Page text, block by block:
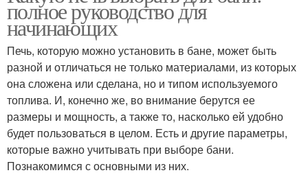
полное руководство для
начинающих
Печь, которую можно установить в бане, может быть
разной и отличаться не только материалами, из которых
она сложена или сделана, но и типом используемого
топлива. И, конечно же, во внимание берутся ее
размеры и мощность, а также то, насколько ей удобно
будет пользоваться в целом. Есть и другие параметры,
которые важно учитывать при выборе бани.
Познакомимся с основными из них.